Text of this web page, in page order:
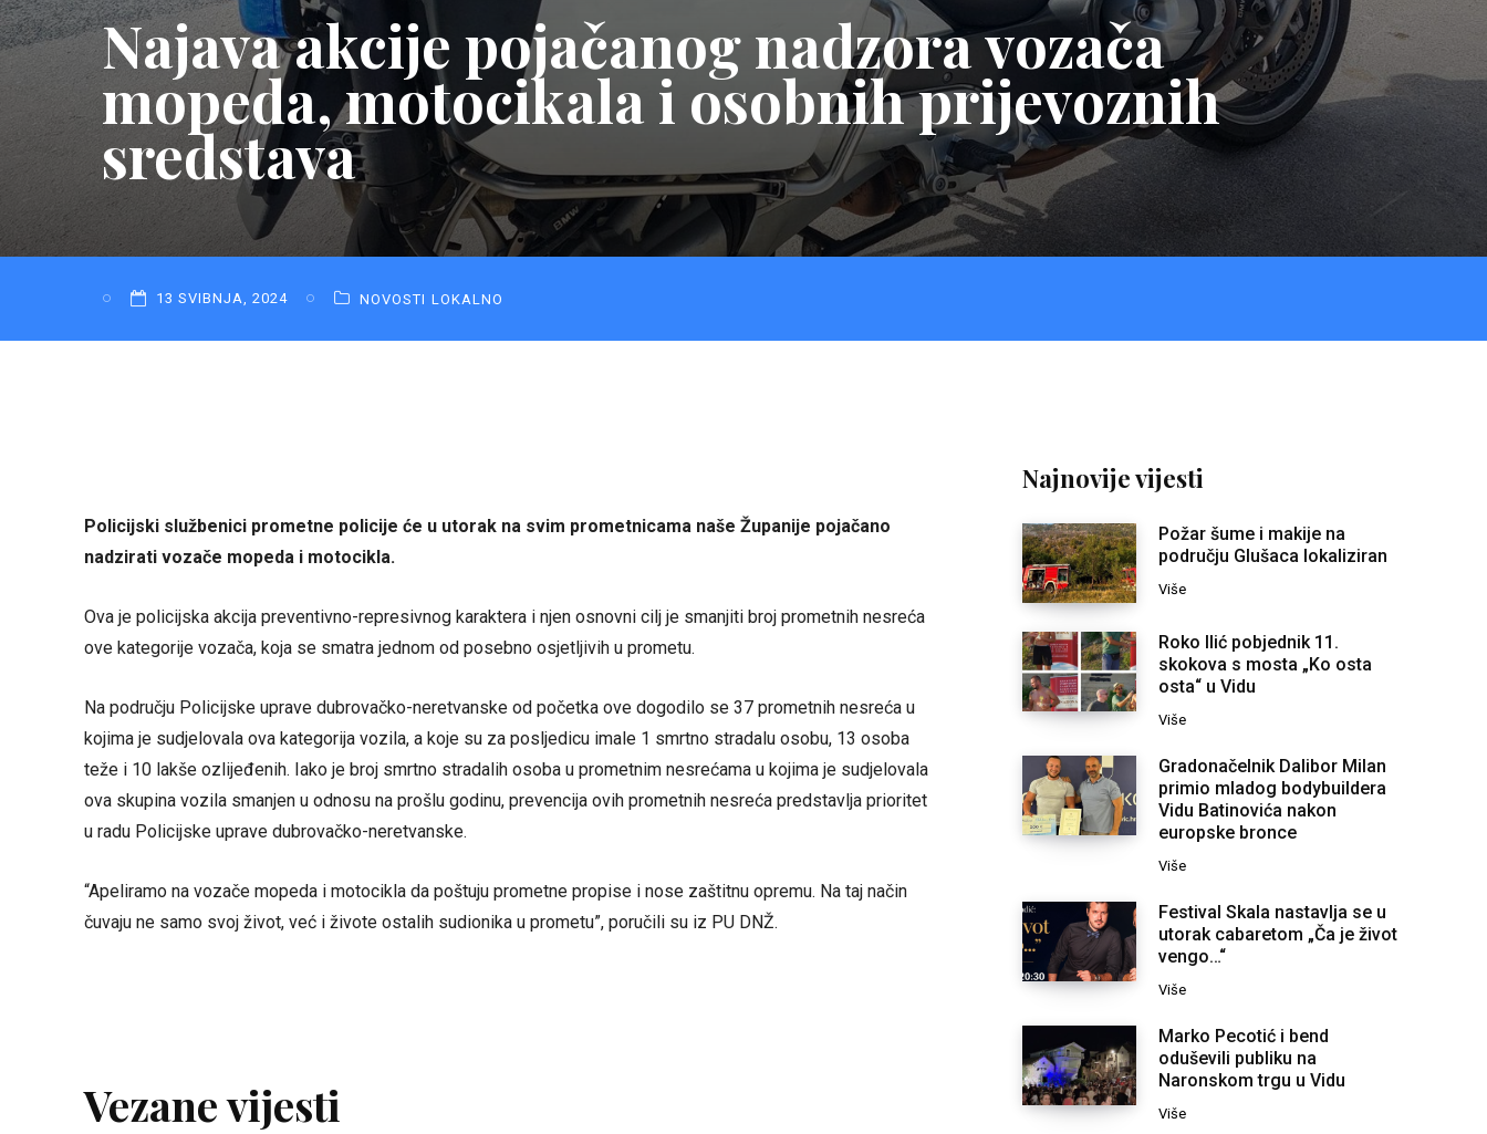
Najava akcije pojačanog nadzora vozača
mopeda, motocikala i osobnih prijevoznih
sredstava
13 SVIBNJA, 2024 NOVOSTI LOKALNO
Policijski službenici prometne policije će u utorak na svim prometnicama naše Županije pojačano
nadzirati vozače mopeda i motocikla.
Ova je policijska akcija preventivno-represivnog karaktera i njen osnovni cilj je smanjiti broj prometnih nesreća
ove kategorije vozača, koja se smatra jednom od posebno osjetljivih u prometu.
Na području Policijske uprave dubrovačko-neretvanske od početka ove dogodilo se 37 prometnih nesreća u
kojima je sudjelovala ova kategorija vozila, a koje su za posljedicu imale 1 smrtno stradalu osobu, 13 osoba
teže i 10 lakše ozlijeđenih. Iako je broj smrtno stradalih osoba u prometnim nesrećama u kojima je sudjelovala
ova skupina vozila smanjen u odnosu na prošlu godinu, prevencija ovih prometnih nesreća predstavlja prioritet
u radu Policijske uprave dubrovačko-neretvanske.
“Apeliramo na vozače mopeda i motocikla da poštuju prometne propise i nose zaštitnu opremu. Na taj način
čuvaju ne samo svoj život, već i živote ostalih sudionika u prometu”, poručili su iz PU DNŽ.
Vezane vijesti
Najnovije vijesti
Požar šume i makije na
području Glušaca lokaliziran
Više
Roko Ilić pobjednik 11.
skokova s mosta „Ko osta
osta“ u Vidu
Više
Gradonačelnik Dalibor Milan
primio mladog bodybuildera
Vidu Batinovića nakon
europske bronce
Više
Festival Skala nastavlja se u
utorak cabaretom „Ča je život
vengo…“
Više
Marko Pecotić i bend
oduševili publiku na
Naronskom trgu u Vidu
Više